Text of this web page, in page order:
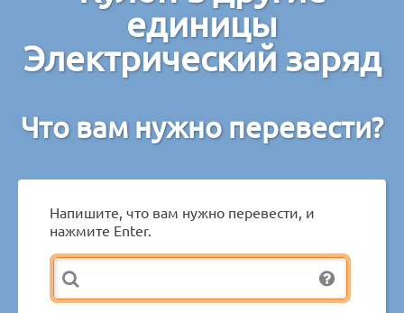
единицы
Электрический заряд
Что вам нужно перевести?
Напишите, что вам нужно перевести, и
нажмите Enter.